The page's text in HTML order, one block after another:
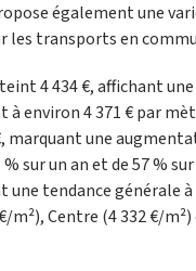
également une
les transports en
4 434 €, affichant
environ 4 371 € par
une
sur un an et de 57 %
tendance générale à
Centre (4 332 €/m²)